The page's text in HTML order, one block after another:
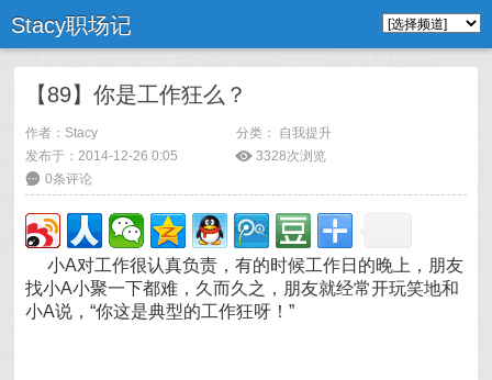
Stacy职场记
【89】你是工作狂么？
作者： Stacy 分类： 自我提升
发布于：2014-12-26 0:05
ė 3328次浏览
6 0条评论
小A对工作很认真负责，有的时候工作日的晚上，朋友
找小A小聚一下都难，久而久之，朋友就经常开玩笑地和
小A说，“你这是典型的工作狂呀！”